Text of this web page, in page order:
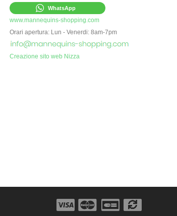
WhatsApp
www.mannequins-shopping.com
Orari apertura: Lun - Venerdi: 8am-7pm
Creazione sito web Nizza